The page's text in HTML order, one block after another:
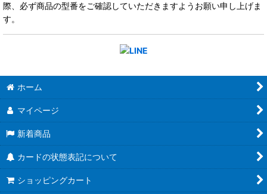
際、必ず商品の型番をご確認していただきますようお願い申し上げま
す。
ホーム
マイページ
新着商品
カードの状態表記について
ショッピングカート